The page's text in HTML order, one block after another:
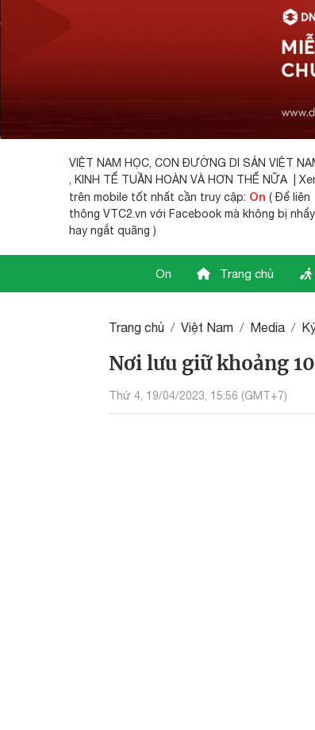
VIỆT NAM HỌC, CON ĐƯỜNG DI SẢN VIỆT
, KINH TẾ TUẦN HOÀN VÀ HƠN THẾ NỮA |
trên mobile tốt nhất cần truy cập: On ( Để liên
thông VTC2.vn với Facebook mà không bị nhẩy
hay ngắt quãng )
On Trang chủ
Trang chủ Việt Nam Media
Nơi lưu giữ khoảng
Thứ 4, 19/04/2023, 15:56 (GMT+7)